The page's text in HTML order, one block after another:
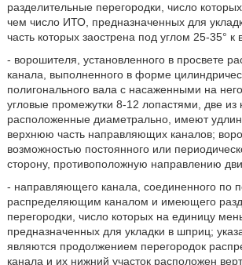
разделительные перегородки, число
чем число ИТО, предназначенных для
часть которых заострена под углом 25-35° к
- ворошителя, установленного в просвете
канала, выполненного в форме
полигонального вала с насаженными на
угловые промежутки 8-12 лопастями, две из
расположенные диаметрально, имеют
верхнюю часть направляющих каналов;
возможностью постоянного или
сторону, противоположную направлению
- направляющего канала, соединенного по
распределяющим каналом и имеющего
перегородки, число которых на единицу
предназначенных для укладки в шприц;
являются продолжением перегородок
канала и их нижний участок расположен